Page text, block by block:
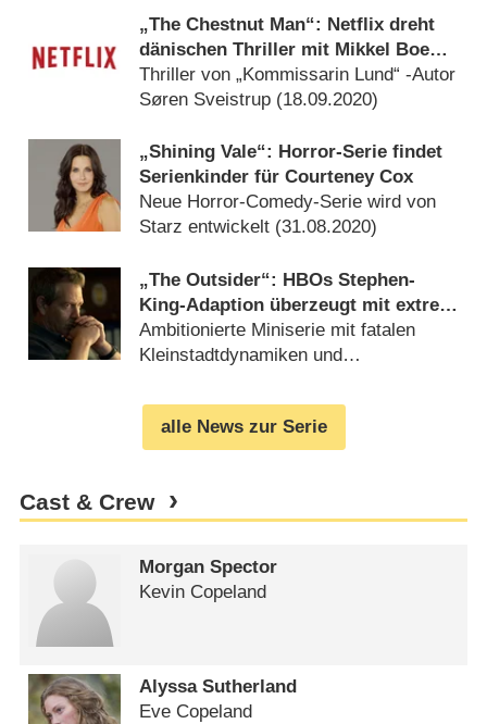
„The Chestnut Man“: Netflix dreht
dänischen Thriller mit Mikkel Boe
Folsgaard („The Rain“)
Thriller von „Kommissarin Lund“ -Autor
Søren Sveistrup (18.09.2020)
„Shining Vale“: Horror-Serie findet
Serienkinder für Courteney Cox
Neue Horror-Comedy-Serie wird von
Starz entwickelt (31.08.2020)
„The Outsider“: HBOs Stephen-
King-Adaption überzeugt mit extrem
starker Besetzung – Review
Ambitionierte Miniserie mit fatalen
Kleinstadtdynamiken und
alle News zur Serie
Cast & Crew
Morgan Spector
Kevin Copeland
Alyssa Sutherland
Eve Copeland